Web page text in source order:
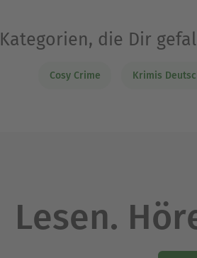
Kategorien, die Dir
Cosy Crime Krimis
Lesen.